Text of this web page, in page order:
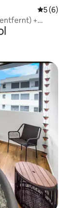
5 (6)
+